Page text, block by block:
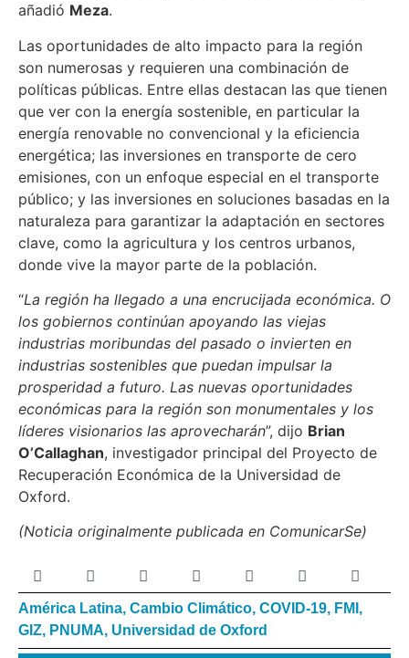
añadió Meza.
Las oportunidades de alto impacto para la región
son numerosas y requieren una combinación de
políticas públicas. Entre ellas destacan las que tienen
que ver con la energía sostenible, en particular la
energía renovable no convencional y la eficiencia
energética; las inversiones en transporte de cero
emisiones, con un enfoque especial en el transporte
público; y las inversiones en soluciones basadas en la
naturaleza para garantizar la adaptación en sectores
clave, como la agricultura y los centros urbanos,
donde vive la mayor parte de la población.
“La región ha llegado a una encrucijada económica. O
los gobiernos continúan apoyando las viejas
industrias moribundas del pasado o invierten en
industrias sostenibles que puedan impulsar la
prosperidad a futuro. Las nuevas oportunidades
económicas para la región son monumentales y los
líderes visionarios las aprovecharán”, dijo Brian
O’Callaghan, investigador principal del Proyecto de
Recuperación Económica de la Universidad de
Oxford.
(Noticia originalmente publicada en ComunicarSe)
América Latina, Cambio Climático, COVID-19, FMI ,
GIZ, PNUMA, Universidad de Oxford